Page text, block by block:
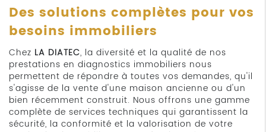
Des solutions complètes pour vos
besoins immobiliers
Chez LA DIATEC, la diversité et la qualité de nos
prestations en diagnostics immobiliers nous
permettent de répondre à toutes vos demandes, qu'il
s'agisse de la vente d'une maison ancienne ou d'un
bien récemment construit. Nous offrons une gamme
complète de services techniques qui garantissent la
sécurité, la conformité et la valorisation de votre